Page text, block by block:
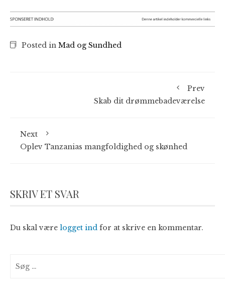
Posted in Mad og Sundhed
Prev
Skab dit drømmebadeværelse
Next
Oplev Tanzanias mangfoldighed og skønhed
SKRIV ET SVAR
Du skal være logget ind for at skrive en kommentar.
efter: